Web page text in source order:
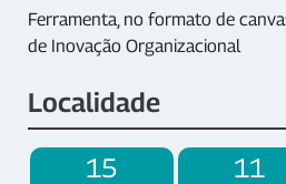
Ferramenta, no formato de
de Inovação Organizacional
Localidade
15 11